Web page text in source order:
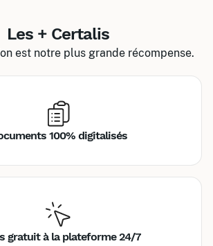
Les + Certalis
est notre plus grande récompense.
100% digitalisés
gratuit à la plateforme 24/7